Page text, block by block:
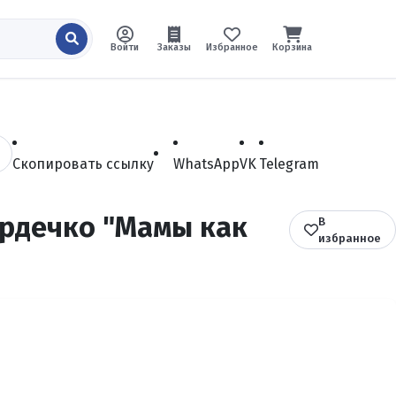
Войти Заказы Избранное Корзина
Скопировать ссылку WhatsAppVK Telegram
"Мамы как
В
избранное